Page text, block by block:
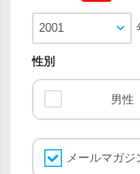
2001
性別
男性
メールマガジ